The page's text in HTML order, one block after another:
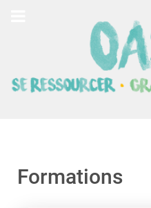
Formations